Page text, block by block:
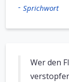
- Sprichwort
Wer den